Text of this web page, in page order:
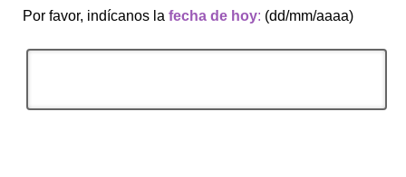
Por favor, indícanos la fecha de hoy: (dd/mm/aaaa)